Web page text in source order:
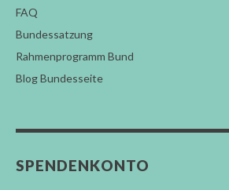
FAQ
Bundessatzung
Rahmenprogramm Bund
Blog Bundesseite
SPENDENKONTO